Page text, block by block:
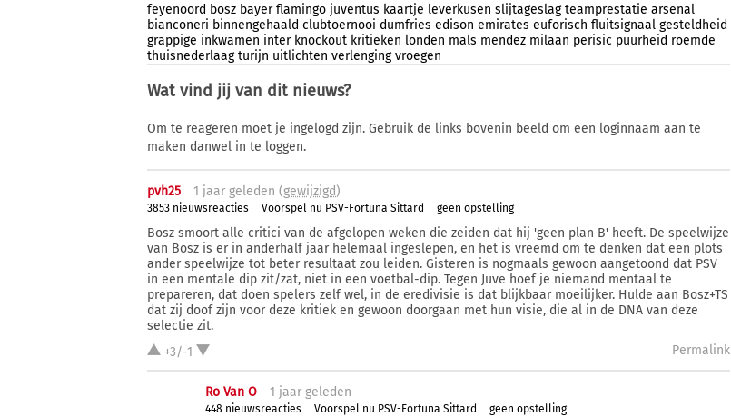
feyenoord bosz bayer flamingo juventus kaartje leverkusen slijtageslag teamprestatie arsenal
bianconeri binnengehaald clubtoernooi dumfries edison emirates euforisch fluitsignaal gesteldheid
grappige inkwamen inter knockout kritieken londen mals mendez milaan perisic puurheid roemde
thuisnederlaag turijn uitlichten verlenging vroegen
Wat vind jij van dit nieuws?
Om te reageren moet je ingelogd zijn. Gebruik de links bovenin beeld om een loginnaam aan te
maken danwel in te loggen.
pvh25 1 jaar geleden (gewijzigd)
3853 nieuwsreacties Voorspel nu PSV-Fortuna Sittard geen opstelling
Bosz smoort alle critici van de afgelopen weken die zeiden dat hij 'geen plan B' heeft. De speelwijze
van Bosz is er in anderhalf jaar helemaal ingeslepen, en het is vreemd om te denken dat een plots
ander speelwijze tot beter resultaat zou leiden. Gisteren is nogmaals gewoon aangetoond dat PSV
in een mentale dip zit/zat, niet in een voetbal-dip. Tegen Juve hoef je niemand mentaal te
prepareren, dat doen spelers zelf wel, in de eredivisie is dat blijkbaar moeilijker. Hulde aan Bosz+TS
dat zij doof zijn voor deze kritiek en gewoon doorgaan met hun visie, die al in de DNA van deze
selectie zit.
+3/-1
Permalink
Ro Van O 1 jaar geleden
448 nieuwsreacties Voorspel nu PSV-Fortuna Sittard geen opstelling